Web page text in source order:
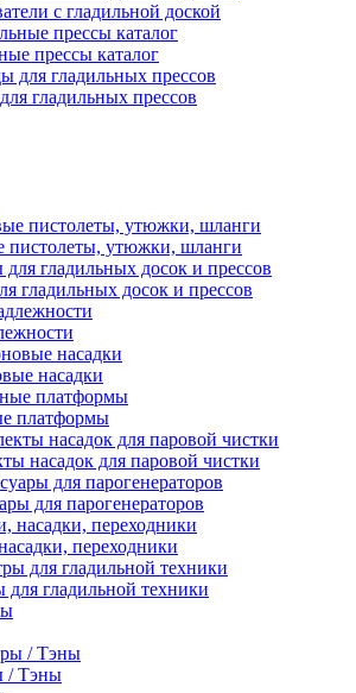
с гладильной доской
прессы каталог
гладильных прессов
пистолеты, утюжки, шланги
гладильных досок и прессов
насадки
платформы
насадок для паровой чистки
для парогенераторов
переходники
для гладильной техники
/ Тэны